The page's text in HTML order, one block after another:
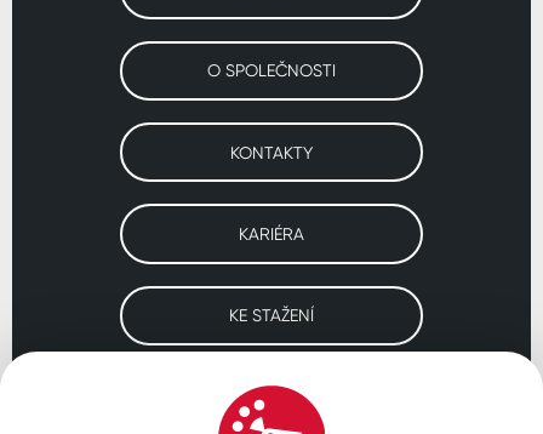
O SPOLEČNOSTI
KONTAKTY
KARIÉRA
KE STAŽENÍ
Navštivte naše pobočky